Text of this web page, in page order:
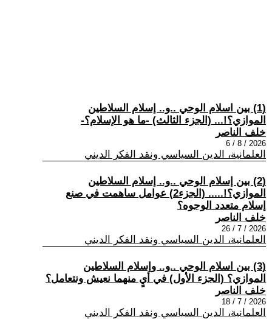
(1) بين اسلام الوحي ..و.. إسلام السلاطين
الموازي؟!... (الجزء الثالث) -ما هو الإسلام؟-
خلف الناصر
2026 / 8 / 6
العلمانية، الدين السياسي ونقد الفكر الديني
(2) بين إسلام الوحي ..و.. إسلام السلاطين
الموازي؟!..... (الجزء2) عوامل ساهمت في صنع
إسلام متعدد الوجوه؟
خلف الناصر
2026 / 7 / 26
العلمانية، الدين السياسي ونقد الفكر الديني
(3) بين اسلام الوحي ..و.. وإسلام السلاطين
الموازي؟ (الجزء الأول) في أيٍ منهما نعيش ونتعامل؟
خلف الناصر
2026 / 7 / 18
العلمانية، الدين السياسي ونقد الفكر الديني